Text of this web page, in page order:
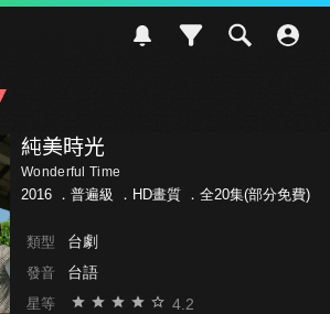
純美時光
Wonderful Time
2016 ． 普遍級 ．HD畫質 ．全20集(部分免費)
類型 台劇
發音 台語
星等 4.2